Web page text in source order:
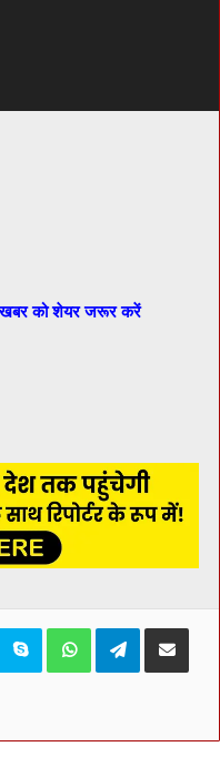
खबर को शेयर जरूर करें
Skype WhatsAppTelegramShare via